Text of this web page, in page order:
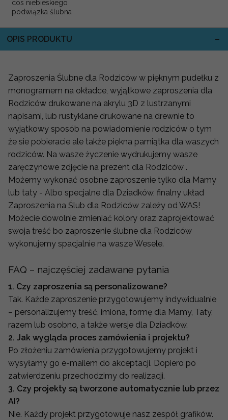
cos niebieskiego
podwiązka ślubna
OPIS PRODUKTU
Zaproszenia Ślubne dla Rodziców w pięknym pudełku z
monogramem na okładce, wyjątkowe zaproszenia dla
Rodziców drukowane na akrylu 3D z lustrzanymi
napisami, lub rustyklane drukowane na drewnie to
wyjątkowy sposób na powiadomienie rodziców o tym
że sie pobieracie ale także piękna pamiątka dla waszych
rodziców. Na wasze życzenie wydrukujemy wasze
zaręczynowe zdjęcie na prezent dla Rodziców .
Możemy wykonać osobne zaproszenie tylko dla Mamy
lub taty - Albo specjalne dla Dziadków, finalny układ
Zaproszenia na Ślub dla Rodziców zależy od WAS!
Możecie dowolnie zmieniać kolory oraz zaprojektować
swoja treść bo zaproszenie ślubne dla Rodziców
wykonujemy spacjalnie na wasze Wesele.
FAQ – najczęściej zadawane pytania
1. Czy zaproszenia są personalizowane?
Tak. Każde zaproszenie przygotowujemy indywidualnie
– personalizujemy treść, imiona, formę dla Mamy, Taty,
razem lub osobno, a także wersje dla Dziadków.
2. Jak wygląda proces zamówienia i projektu?
Po złożeniu zamówienia przygotowujemy projekt i
wysyłamy go e-mailem do akceptacji. Dopiero po
zatwierdzeniu przechodzimy do realizacji.
3. Czy projekty są tworzone automatycznie lub przez
AI?
Nie. Każdy projekt przygotowuje nasz zespół grafików.